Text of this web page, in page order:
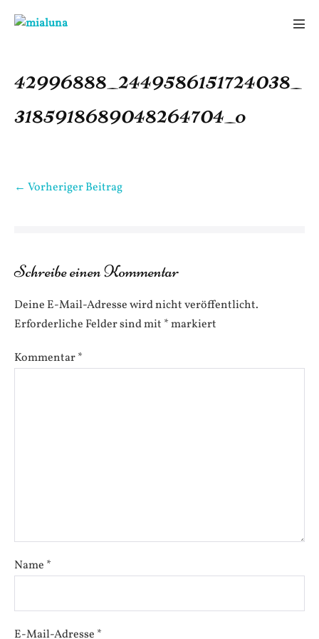
Inhalt
42996888_2449586151724038_
3185918689048264704_o
Beitragsnavigation
← Vorheriger Beitrag
Schreibe einen Kommentar
Deine E-Mail-Adresse wird nicht veröffentlicht.
Erforderliche Felder sind mit *markiert
Kommentar*
Name *
E-Mail-Adresse *